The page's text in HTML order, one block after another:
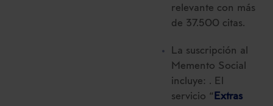
relevante con más
de 37.500 citas.
La suscripción al
Memento Social
incluye: . El
servicio “Extras